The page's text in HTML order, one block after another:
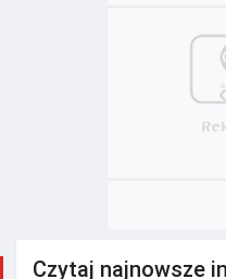
Czytaj najnowsze